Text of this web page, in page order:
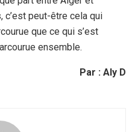
c’est peut-être cela qui
que ce qui s’est
ensemble.
Par : Aly D